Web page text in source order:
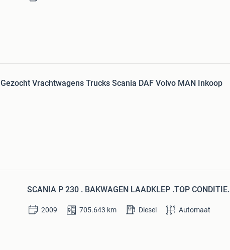
Gezocht Vrachtwagens Trucks Scania DAF Volvo MAN Inkoop
SCANIA P 230 . BAKWAGEN LAADKLEP .TOP CONDITIE.
2009 705.643 km Diesel Automaat